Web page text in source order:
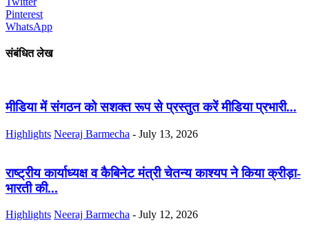
Pinterest
WhatsApp
संबंधित लेख
मीडिया में संगठन को सशक्त रूप से प्रस्तुत करें मीडिया प्रभारी...
Highlights Neeraj Barmecha - July 13, 2026
राष्ट्रीय कार्याध्यक्ष व कैबिनेट मंत्री चेतन्य काश्यप ने किया क्रीड़ा-
भारती की...
Highlights Neeraj Barmecha - July 12, 2026